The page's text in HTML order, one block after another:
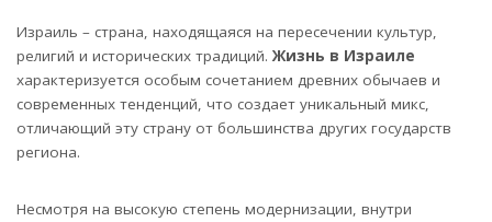
Израиль – страна, находящаяся на пересечении культур,
религий и исторических традиций. Жизнь в Израиле
характеризуется особым сочетанием древних обычаев и
современных тенденций, что создает уникальный микс,
отличающий эту страну от большинства других государств
региона.
Несмотря на высокую степень модернизации, внутри